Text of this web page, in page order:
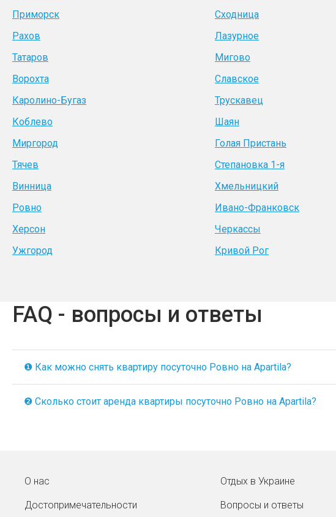
Приморск
Сходница
Рахов
Лазурное
Татаров
Мигово
Ворохта
Славское
Каролино-Бугаз
Трускавец
Коблево
Шаян
Миргород
Голая Пристань
Тячев
Степановка 1-я
Винница
Хмельницкий
Ровно
Ивано-Франковск
Херсон
Черкассы
Ужгород
Кривой Рог
FAQ - вопросы и ответы
❶ Как можно снять квартиру посуточно Ровно на Apartila?
❷ Сколько стоит аренда квартиры посуточно Ровно на Apartila?
О нас
Достопримечательности
Отдых в Украине
Вопросы и ответы